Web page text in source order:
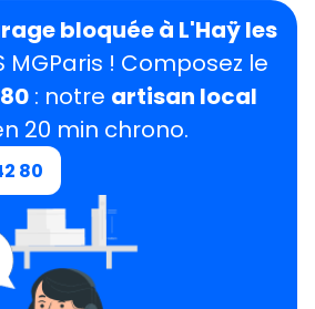
bloquée à L'Haÿ les
MGParis ! Composez le
: notre artisan local
20 min chrono.
80